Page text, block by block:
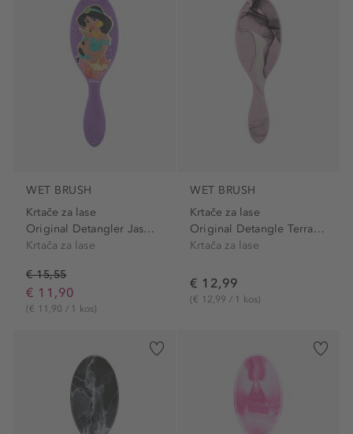
WET BRUSH
Krtače za lase
Original Detangler Jasmine
Krtača za lase
€ 15,55
€ 11,90
(€ 11,90 / 1 kos)
WET BRUSH
Krtače za lase
Original Detangle Terrain...
Krtača za lase
€ 12,99
(€ 12,99 / 1 kos)